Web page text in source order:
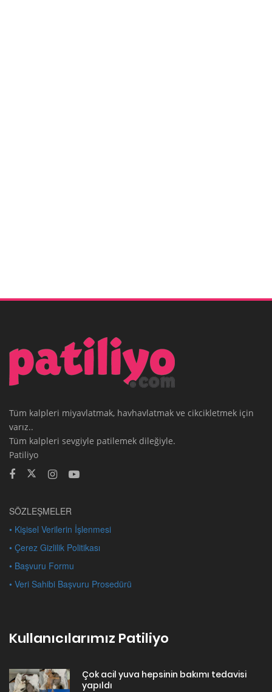
Tüm kalpleri miyavlatmak, havhavlatmak ve cikcikletmek için
varız..
Tüm kalpleri sevgiyle patilemek dileğiyle.
Patiliyo
SÖZLEŞMELER
• Kişisel Verilerin İşlenmesi
• Çerez Gizlilik Politikası
• Başvuru Formu
• Veri Sahibi Başvuru Prosedürü
Kullanıcılarımız Patiliyo
Çok acil yuva hepsinin bakımı tedavisi
yapıldı